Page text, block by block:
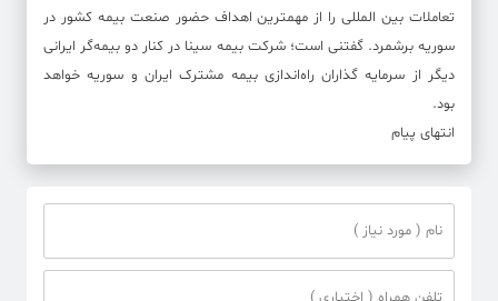
تعاملات بین المللی را از مهمترین اهداف حضور صنعت بیمه کشور در
سوریه برشمرد. گفتنی است؛ شرکت بیمه سینا در کنار دو بیمه‌گر ایرانی
دیگر از سرمایه گذاران راه‌اندازی بیمه مشترک ایران و سوریه خواهد
بود.
انتهای پیام